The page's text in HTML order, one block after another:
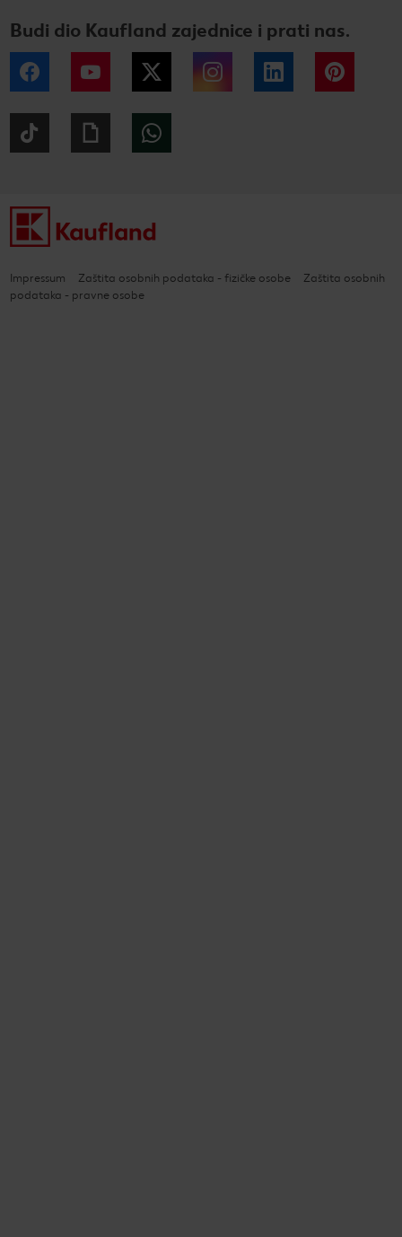
Budi dio Kaufland zajednice i prati nas.
Facebook YouTube Twitter Instagram LinkedIn
Giphy
Impressum Zaštita osobnih podataka - fizičke osobe
Zaštita osobnih
podataka - pravne osobe